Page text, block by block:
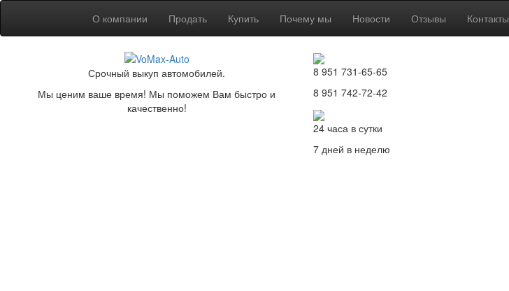
О компании Продать Купить Почему мы Новости Отзывы Контакты
Срочный выкуп автомобилей.
Мы ценим ваше время! Мы поможем Вам быстро и
качественно!
8 951 731-65-65
8 951 742-72-42
24 часа в сутки
7 дней в неделю